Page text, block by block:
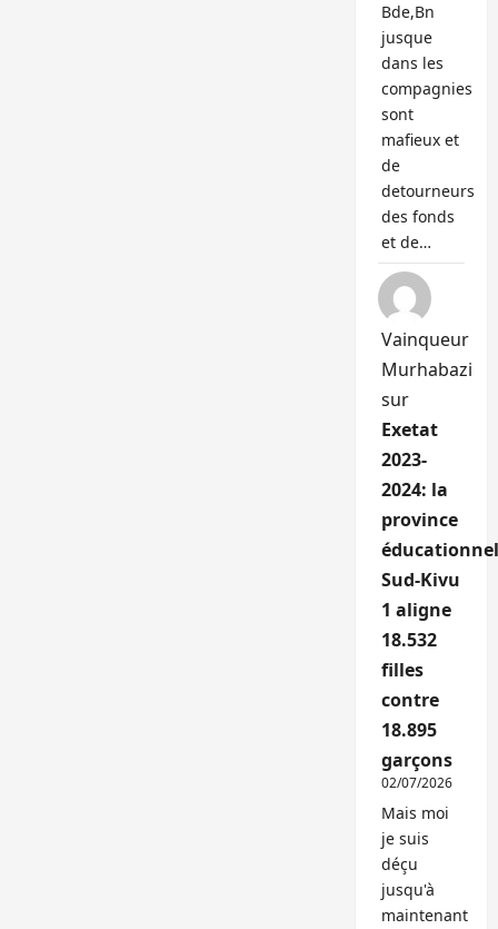
Bde,Bn
jusque
dans les
compagnies
sont
mafieux et
de
detourneurs
des fonds
et de…
Vainqueur
Murhabazi
sur
Exetat
2023-
2024: la
province
Sud-Kivu
1 aligne
18.532
filles
contre
18.895
garçons
02/07/2026
Mais moi
je suis
déçu
jusqu'à
maintenant